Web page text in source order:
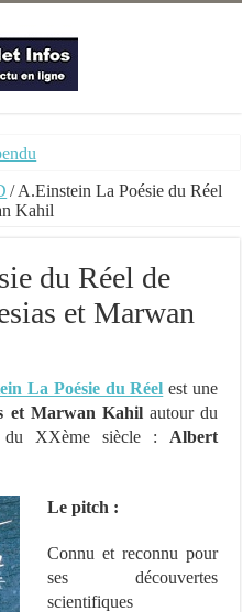
/ A.Einstein La Poésie du Réel
Kahil
du Réel de
et Marwan
La Poésie du Réel est une
et Marwan Kahilautour du
du XXème siècle : Albert
Le pitch :
Connu et reconnu pour
ses découvertes
scientifiques